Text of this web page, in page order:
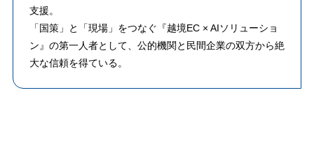
支援。
「国策」と「現場」をつなぐ『越境EC × AIソリューショ
ン』の第一人者として、公的機関と民間企業の双方から絶
大な信頼を得ている。